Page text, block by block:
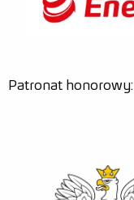
Patronat honorowy: